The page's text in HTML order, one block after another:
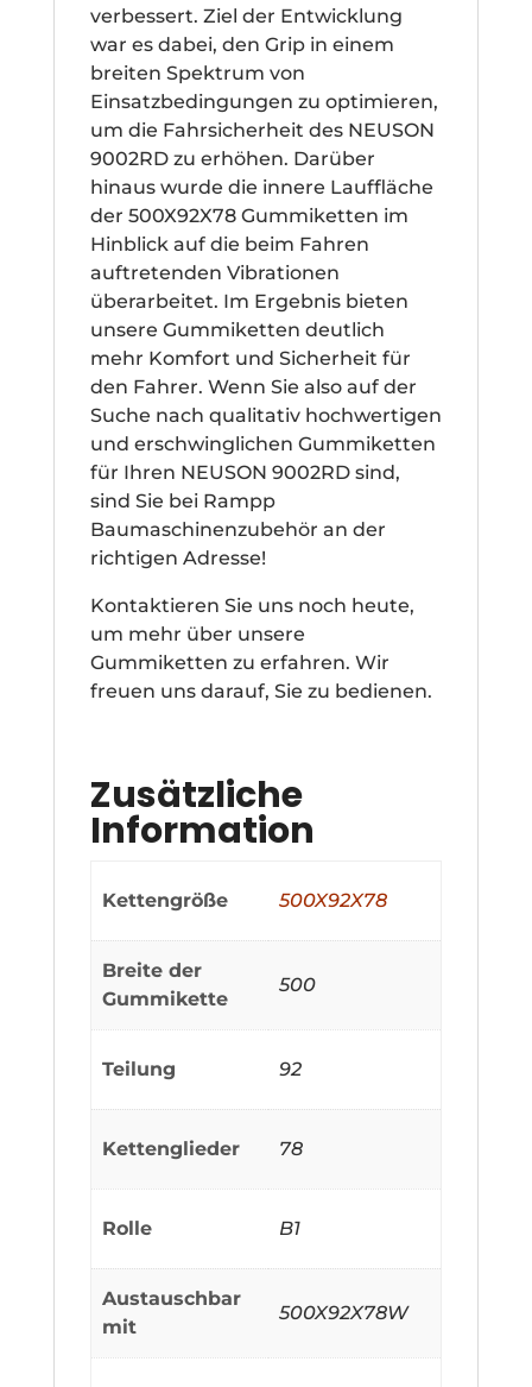
verbessert. Ziel der Entwicklung
war es dabei, den Grip in einem
breiten Spektrum von
Einsatzbedingungen zu optimieren,
um die Fahrsicherheit des NEUSON
9002RD zu erhöhen. Darüber
hinaus wurde die innere Lauffläche
der 500X92X78 Gummiketten im
Hinblick auf die beim Fahren
auftretenden Vibrationen
überarbeitet. Im Ergebnis bieten
unsere Gummiketten deutlich
mehr Komfort und Sicherheit für
den Fahrer. Wenn Sie also auf der
Suche nach qualitativ hochwertigen
und erschwinglichen Gummiketten
für Ihren NEUSON 9002RD sind,
sind Sie bei Rampp
Baumaschinenzubehör an der
richtigen Adresse!
Kontaktieren Sie uns noch heute,
um mehr über unsere
Gummiketten zu erfahren. Wir
freuen uns darauf, Sie zu bedienen.
Zusätzliche
Information
Kettengröße 500X92X78
Breite der
Gummikette
500
Teilung 92
Kettenglieder 78
Rolle B1
Austauschbar
mit
500X92X78W